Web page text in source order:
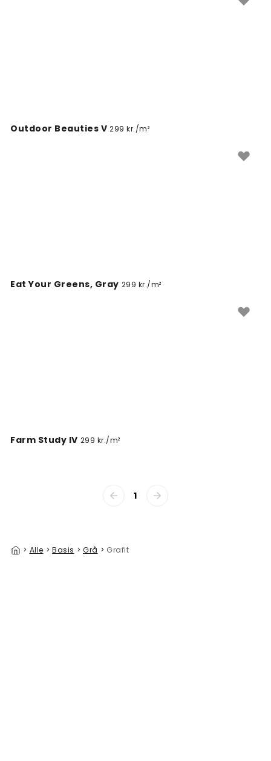
Outdoor Beauties V 299 kr./m²
Eat Your Greens, Gray 299 kr./m²
Farm Study IV 299 kr./m²
1
> Alle > Basis > Grå > Grafit